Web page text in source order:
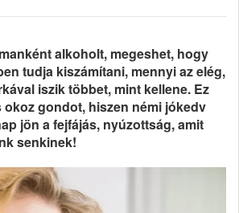
alkoholt, megeshet, hogy
tudja kiszámítani, mennyi az elég,
iszik többet, mint kellene. Ez
okoz gondot, hiszen némi jókedv
jön a fejfájás, nyúzottság, amit
senkinek!